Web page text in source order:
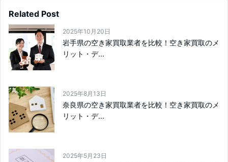
Related Post
2025年10月20日
岩手県の空き家買取業者を比較！空き家買取のメ
リット・デ...
2025年8月13日
奈良県の空き家買取業者を比較！空き家買取のメ
リット・デ...
2025年5月23日